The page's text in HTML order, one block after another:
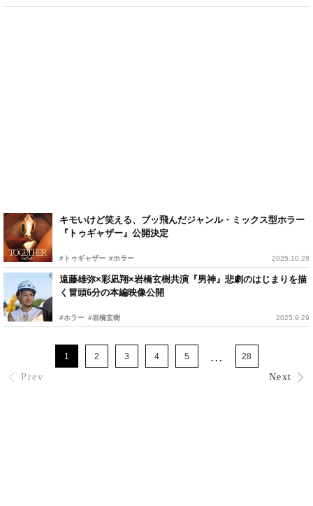
キモいけど笑える、ブッ飛んだジャンル・ミックス型ホラー
『トゥギャザー』公開決定
#トゥギャザー #ホラー 2025.10.28
遠藤雄弥×彩凪翔×岩橋玄樹共演『男神』悲劇のはじまりを描
く冒頭6分の本編映像公開
#ホラー #岩橋⽞樹 2025.9.29
Prev
1 2 3 4 5 ... 28
Next